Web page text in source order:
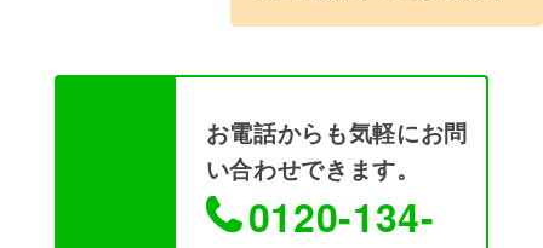
お電話からも気軽にお問
い合わせできます。
0120-134-